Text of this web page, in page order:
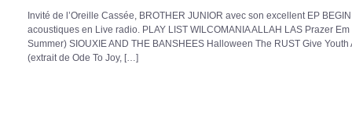
Invité de l’Oreille Cassée, BROTHER JUNIOR avec son excellent EP
acoustiques en Live radio. PLAY LIST WILCOMANIA ALLAH LAS Prazer
Summer) SIOUXIE AND THE BANSHEES Halloween The RUST Give Youth
(extrait de Ode To Joy, […]